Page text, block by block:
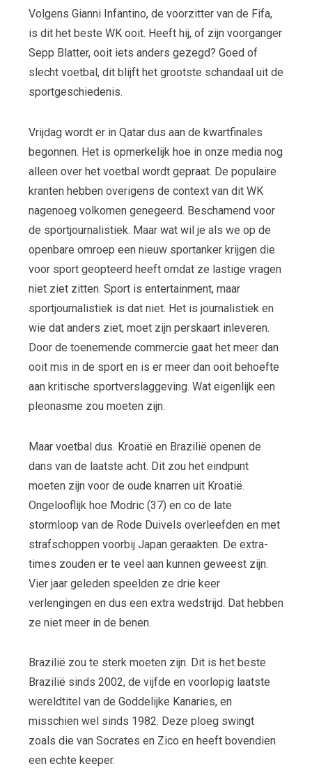
Volgens Gianni Infantino, de voorzitter van de Fifa,
is dit het beste WK ooit. Heeft hij, of zijn voorganger
Sepp Blatter, ooit iets anders gezegd? Goed of
slecht voetbal, dit blijft het grootste schandaal uit de
sportgeschiedenis.
Vrijdag wordt er in Qatar dus aan de kwartfinales
begonnen. Het is opmerkelijk hoe in onze media nog
alleen over het voetbal wordt gepraat. De populaire
kranten hebben overigens de context van dit WK
nagenoeg volkomen genegeerd. Beschamend voor
de sportjournalistiek. Maar wat wil je als we op de
openbare omroep een nieuw sportanker krijgen die
voor sport geopteerd heeft omdat ze lastige vragen
niet ziet zitten. Sport is entertainment, maar
sportjournalistiek is dat niet. Het is journalistiek en
wie dat anders ziet, moet zijn perskaart inleveren.
Door de toenemende commercie gaat het meer dan
ooit mis in de sport en is er meer dan ooit behoefte
aan kritische sportverslaggeving. Wat eigenlijk een
pleonasme zou moeten zijn.
Maar voetbal dus. Kroatië en Brazilië openen de
dans van de laatste acht. Dit zou het eindpunt
moeten zijn voor de oude knarren uit Kroatië.
Ongelooflijk hoe Modric (37) en co de late
stormloop van de Rode Duivels overleefden en met
strafschoppen voorbij Japan geraakten. De extra-
times zouden er te veel aan kunnen geweest zijn.
Vier jaar geleden speelden ze drie keer
verlengingen en dus een extra wedstrijd. Dat hebben
ze niet meer in de benen.
Brazilië zou te sterk moeten zijn. Dit is het beste
Brazilië sinds 2002, de vijfde en voorlopig laatste
wereldtitel van de Goddelijke Kanaries, en
misschien wel sinds 1982. Deze ploeg swingt
zoals die van Socrates en Zico en heeft bovendien
een echte keeper.